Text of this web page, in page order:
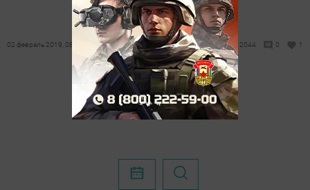
02 февраль 2019, 08:20 2044 0 1